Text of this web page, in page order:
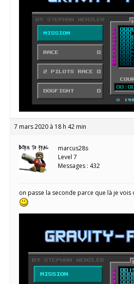
7 mars 2020 à 18 h 42 min
marcus28s
Level 7
Messages : 432
on passe la seconde parce que là je vois